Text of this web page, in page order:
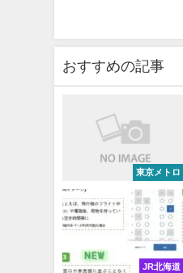
おすすめの記事
東京メトロ
JR北海道